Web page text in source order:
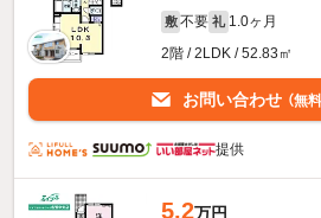
敷 不要 礼 1.0ヶ月
2階 / 2LDK / 52.83㎡
お問い合わせ （無料
提供
5.2万円